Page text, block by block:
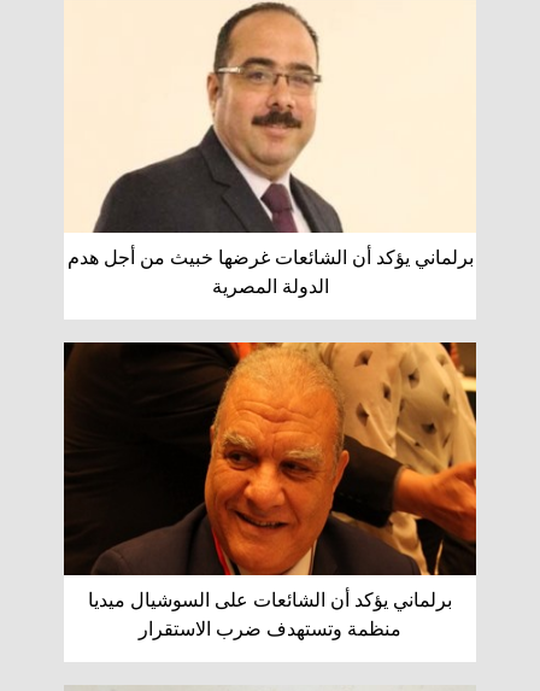
برلماني يؤكد أن الشائعات غرضها خبيث من أجل هدم
الدولة المصرية
برلماني يؤكد أن الشائعات على السوشيال ميديا
منظمة وتستهدف ضرب الاستقرار